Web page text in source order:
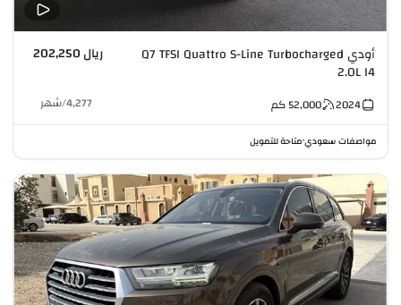
أودي Q7 TFSI Quattro S-Line Turbocharged
2.0L I4
ريال 202,250
2024
52,000كم 4,277
/شهر
مواصفات سعودي•متاحة للتمويل